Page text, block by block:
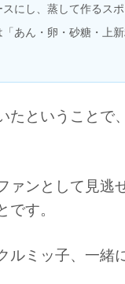
にし、蒸して作るス
あん・卵・砂糖・上
たということで
ァンとして見逃
です。
ルミッ子、一緒